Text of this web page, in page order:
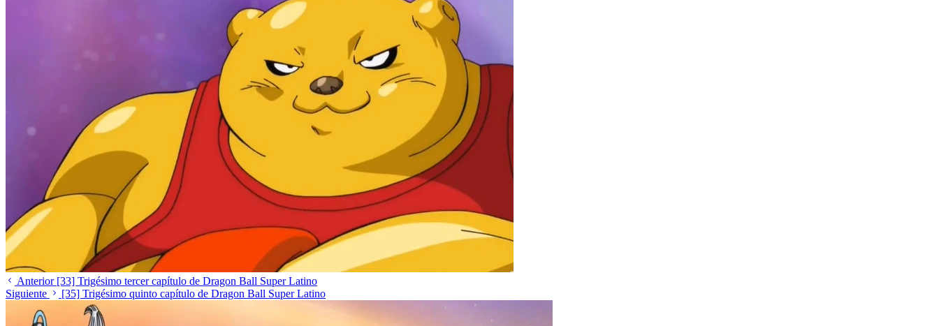
Anterior [33] Trigésimo tercer capítulo de Dragon Ball Super Latino
Siguiente
[35] Trigésimo quinto capítulo de Dragon Ball Super Latino